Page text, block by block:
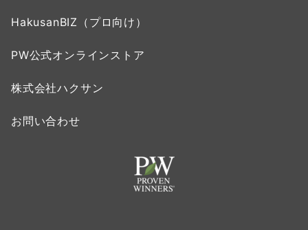
HakusanBIZ（プロ向け）
PW公式オンラインストア
株式会社ハクサン
お問い合わせ